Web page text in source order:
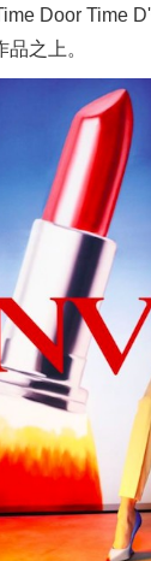
Door Time
之上。